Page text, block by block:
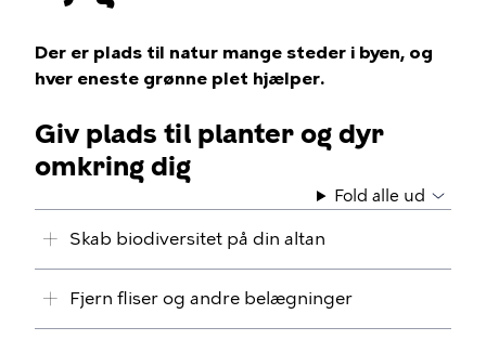
Der er plads til natur mange steder i byen, og
hver eneste grønne plet hjælper.
Giv plads til planter og dyr
omkring dig
Fold alle ud
Skab biodiversitet på din altan
Fjern fliser og andre belægninger